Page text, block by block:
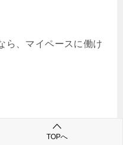
ら、マイペースに働け
ターなどノルマがある
TOPへ